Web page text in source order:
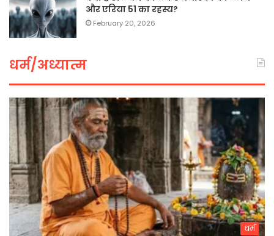
और एरिया 51 का रहस्य?
February 20, 2026
धर्म/अध्यात्म
धर्म